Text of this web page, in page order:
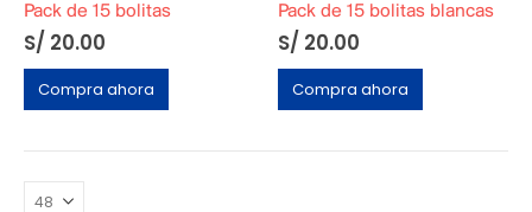
Pack de 15 bolitas
S/ 20.00
Compra ahora
Pack de 15 bolitas blancas
S/ 20.00
Compra ahora